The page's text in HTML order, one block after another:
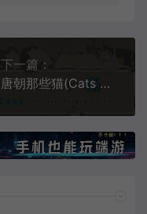
下一篇：
唐朝那些猫(Cats of the Tang Dynasty)简中|PC|PUZ|找猫益智休闲游戏